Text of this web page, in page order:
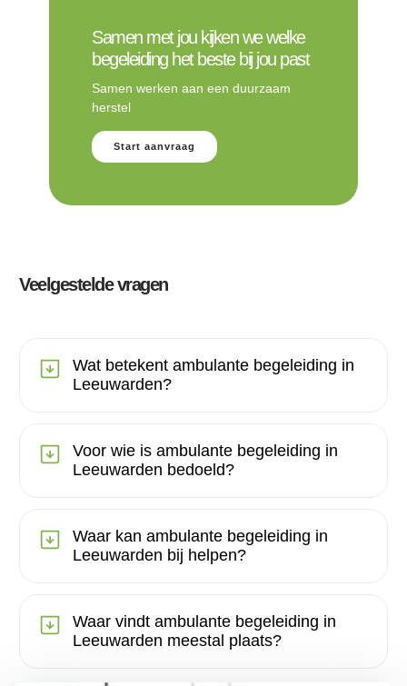
Samen met jou kijken we welke
begeleiding het beste bij jou past
Samen werken aan een duurzaam
herstel
Start aanvraag
Veelgestelde vragen
Wat betekent ambulante begeleiding in
Leeuwarden?
Voor wie is ambulante begeleiding in
Leeuwarden bedoeld?
Waar kan ambulante begeleiding in
Leeuwarden bij helpen?
Waar vindt ambulante begeleiding in
Leeuwarden meestal plaats?